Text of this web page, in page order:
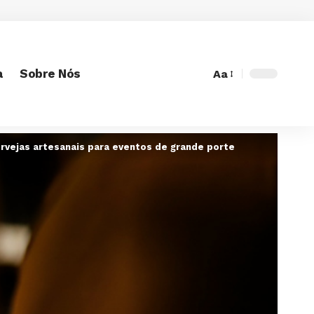
Sobre Nós
Font
Aa
artesanais para eventos de grande porte